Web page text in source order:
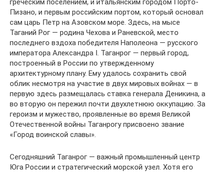
Пизано, и первым российским портом, который основал
сам царь Петр на Азовском море. Здесь, на мысе
Таганий Рог — родина Чехова и Раневской, место
последнего вздоха победителя Наполеона — русского
императора Александра I. Таганрог — первый город,
построенный в России по утвержденному
архитектурному плану. Ему удалось сохранить свой
облик несмотря на участие в двух мировых войнах — в
первую здесь размещалась ставка генерала Деникина, а
во вторую он пережил почти двухлетнюю оккупацию. За
героизм и мужество, проявленные во время Великой
Отечественной войны Таганрогу присвоено звание
«Город воинской славы».
Сегодняшний Таганрог — важный промышленный центр
Юга России и стратегический морской узел. Хотя его